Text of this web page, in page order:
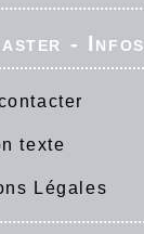
- Infos
texte
Légales